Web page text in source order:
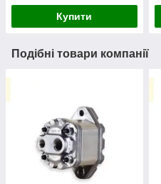
Купити
Подібні товари компанії